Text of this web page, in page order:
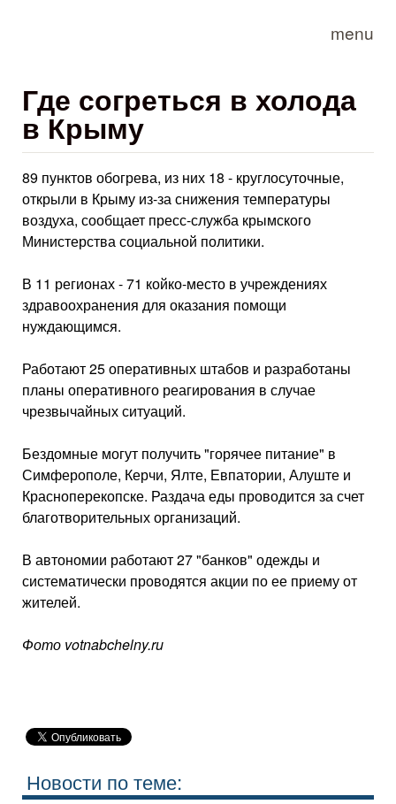
menu
Где согреться в холода
в Крыму
89 пунктов обогрева, из них 18 - круглосуточные,
открыли в Крыму из-за снижения температуры
воздуха, сообщает пресс-служба крымского
Министерства социальной политики.
В 11 регионах - 71 койко-место в учреждениях
здравоохранения для оказания помощи
нуждающимся.
Работают 25 оперативных штабов и разработаны
планы оперативного реагирования в случае
чрезвычайных ситуаций.
Бездомные могут получить "горячее питание" в
Симферополе, Керчи, Ялте, Евпатории, Алуште и
Красноперекопске. Раздача еды проводится за счет
благотворительных организаций.
В автономии работают 27 "банков" одежды и
систематически проводятся акции по ее приему от
жителей.
Фото votnabchelny.ru
Новости по теме: